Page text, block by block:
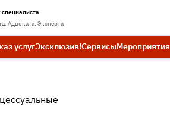
Адвоката. Эксперта
услугЭксклюзив!СервисыМероприятия